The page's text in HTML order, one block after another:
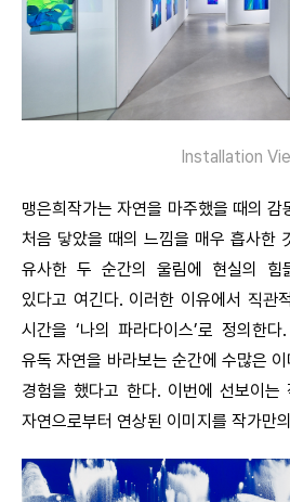
Installation
맹은희작가는 자연을 마주했을 때의 감
처음 닿았을 때의 느낌을 매우 흡사한
유사한 두 순간의 울림에 현실의 힘
있다고 여긴다. 이러한 이유에서 직관
시간을 ‘나의 파라다이스’로 정의한
유독 자연을 바라보는 순간에 수많은
경험을 했다고 한다. 이번에 선보이는
자연으로부터 연상된 이미지를 작가만